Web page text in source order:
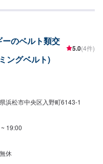
のベルト類交
ングベルト)
5.0(4件)
浜松市中央区入野町6143-1
19:00
休